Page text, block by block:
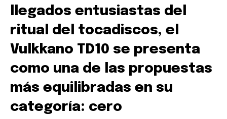
llegados entusiastas del
ritual del tocadiscos, el
Vulkkano TD10 se presenta
como una de las propuestas
más equilibradas en su
categoría: cero